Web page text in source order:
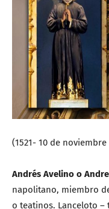
(1521- 10 de noviembre
Andrés Avelino o
napolitano, miembro
o teatinos. Lanceloto